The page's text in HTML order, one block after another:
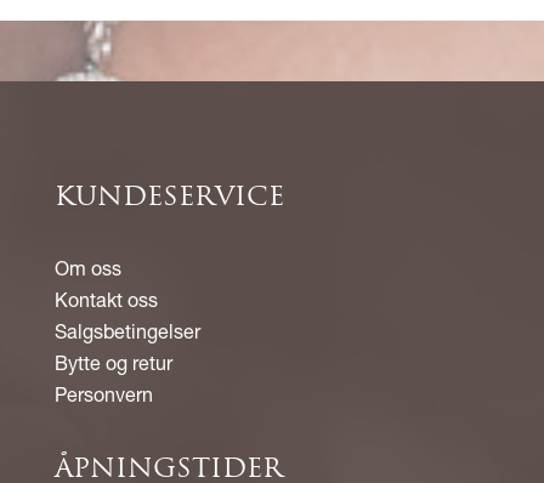
KUNDESERVICE
Om oss
Kontakt oss
Salgsbetingelser
Bytte og retur
Personvern
ÅPNINGSTIDER